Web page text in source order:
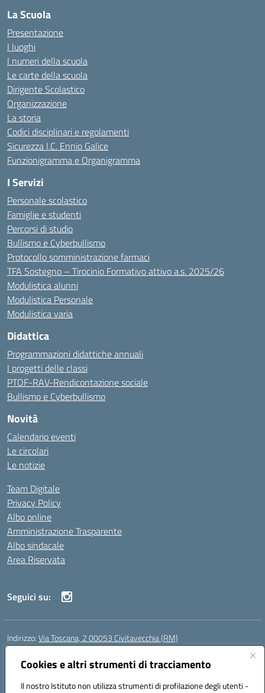
Cookies e altri strumenti di tracciamento
Il nostro Istituto non utilizza strumenti di profilazione degli utenti -
La Scuola
Presentazione
I luoghi
I numeri della scuola
Le carte della scuola
Dirigente Scolastico
Organizzazione
La storia
Codici disciplinari e regolamenti
Sicurezza I.C. Ennio Galice
Funzionigramma e Organigramma
I Servizi
Personale scolastico
Famiglie e studenti
Percorsi di studio
Bullismo e Cyberbullismo
Protocollo somministrazione farmaci
TFA Sostegno – Tirocinio Formativo attivo a.s. 2025/26
Modulistica alunni
Modulistica Personale
Modulistica varia
Didattica
Programmazioni didattiche annuali
I progetti delle classi
PTOF-RAV-Rendicontazione sociale
Bullismo e Cyberbullismo
Novità
Calendario eventi
Le circolari
Le notizie
Team Digitale
Privacy Policy
Albo online
Amministrazione Trasparente
Albo sindacale
Area Riservata
Seguici su:
Indirizzo:Via Toscana, 2 00053 Civitavecchia (RM)
Centralino:
Posta elettronica certificata (PEC):rmic8b900g@pec.istruzione.it
Codice fiscale: 91038380589